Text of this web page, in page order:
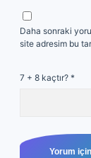
Daha sonraki
site adresim bu
7 + 8 kaçtır? *